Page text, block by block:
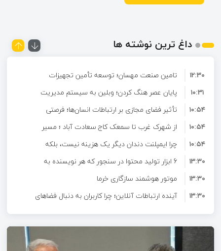
داغ ترین نوشته ها
تامین صنعت مهسان؛ توسعه تأمین تجهیزات
صنعتی و ارائه راهکارهای تخصصی برای صنایع
۱۲:۳۰
پایان عصر هنگ کردن؛ وبلین به سیستم مدیریت
محتوای حرفه ای ارتقا پیدا کرد!
۱۰:۳۱
تأثیر فضای مجازی بر ارتباطات انسان‌ها؛ فرصتی
برای تعامل و آشنایی در دنیای دیجیتال
۱۰:۵۴
از شهرک غرب تا سمعک کاج سعادت آباد ؛ مسیر
شنیدن دوباره در غرب تهران
۱۰:۵۴
چرا ایمپلنت دندان دیگر یک هزینه نیست، بلکه
یک سرمایه‌گذاری بلندمدت برای سلامتی است؟
۱۰:۵۴
6 ابزار تولید محتوا در سنجور که هر نویسنده به
آن‌ها نیاز دارد
۱۳:۳۰
موتور هوشمند سازگاری خرما
۱۳:۳۰
آینده ارتباطات آنلاین؛ چرا کاربران به دنبال فضاهای
تعاملی هدفمند هستند؟
۱۳:۳۰
دکتر حاتمی در نخستین نشست خبری آیین معارفه
شرکت احیا استیل فولاد بافت: محصول اصلی
شرکت آهن اسفنجی است
۱۶:۴۰
نقش حیاتی امداد خودرو و مکانیک سیار در
تصادفات جاده‌ای؛ نجات‌دهندگان در لحظات بحرانی
۱۲:۳۰